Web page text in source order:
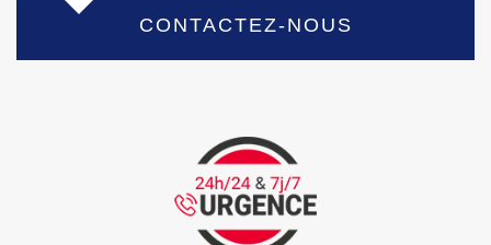
CONTACTEZ-NOUS